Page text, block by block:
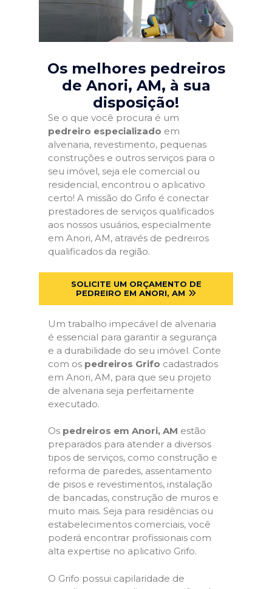
Os melhores pedreiros
de Anori, AM, à sua
disposição!
Se o que você procura é um
pedreiro especializado em
alvenaria, revestimento, pequenas
construções e outros serviços para o
seu imóvel, seja ele comercial ou
residencial, encontrou o aplicativo
certo! A missão do Grifo é conectar
prestadores de serviços qualificados
aos nossos usuários, especialmente
em Anori, AM, através de pedreiros
qualificados da região.
SOLICITE UM ORÇAMENTO DE
PEDREIRO EM ANORI, AM
Um trabalho impecável de alvenaria
é essencial para garantir a segurança
e a durabilidade do seu imóvel. Conte
com os pedreiros Grifo cadastrados
em Anori, AM, para que seu projeto
de alvenaria seja perfeitamente
executado.
Os pedreiros em Anori, AM estão
preparados para atender a diversos
tipos de serviços, como construção e
reforma de paredes, assentamento
de pisos e revestimentos, instalação
de bancadas, construção de muros e
muito mais. Seja para residências ou
estabelecimentos comerciais, você
poderá encontrar profissionais com
alta expertise no aplicativo Grifo.
O Grifo possui capilaridade de